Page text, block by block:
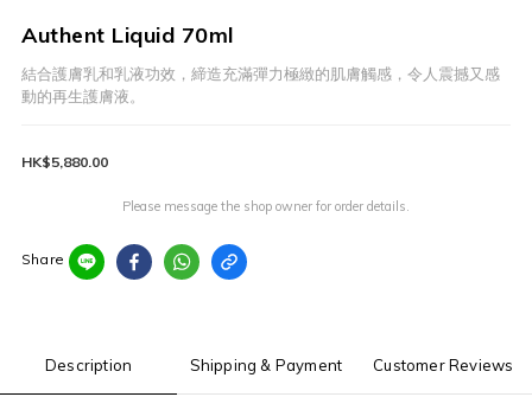
Authent Liquid 70ml
結合護膚乳和乳液功效，締造充滿彈力極緻的肌膚觸感，令人震撼又感
動的再生護膚液。
HK$5,880.00
Please message the shop owner for order details.
Share
Description Shipping & Payment Customer Reviews